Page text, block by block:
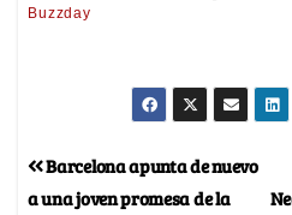
Barcelona apunta de nuevo
a una joven promesa de la